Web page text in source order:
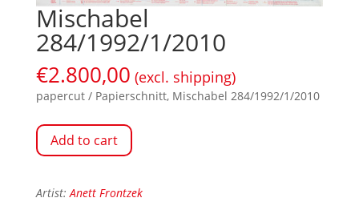
Mischabel
284/1992/1/2010
€2.800,00 (excl. shipping)
papercut / Papierschnitt, Mischabel 284/1992/1/2010
Add to cart
Artist:Anett Frontzek